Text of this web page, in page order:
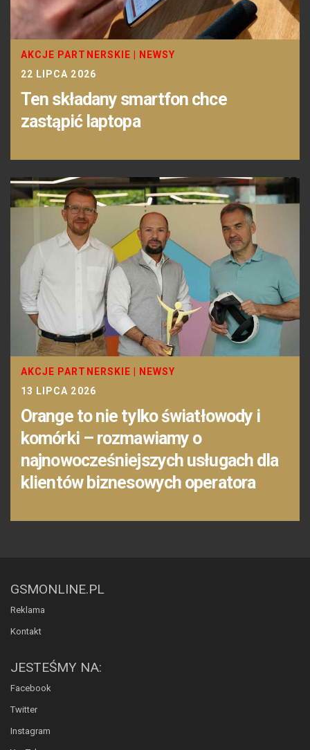
AKCJE PARTNERSKIE
NEWSY
22 LIPCA 2026
Ten składany smartfon chce
zastąpić laptopa
AKCJE PARTNERSKIE
NEWSY
13 LIPCA 2026
Orange to nie tylko światłowody i
komórki – rozmawiamy o
najnowocześniejszych usługach dla
klientów biznesowych operatora
GSMONLINE.PL
Reklama
Kontakt
JESTEŚMY NA:
Facebook
Twitter
Instagram